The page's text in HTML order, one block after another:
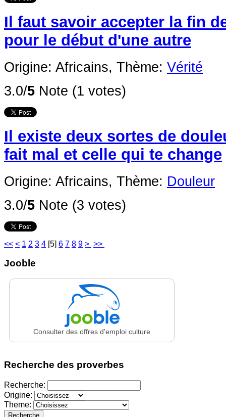
Il faut savoir accepter la fin
pour le début d'une autre
Origine: Africains, Thème: Vérité
3.0/5 Note (1 votes)
Il existe deux sortes de
fait mal et celle qui te change
Origine: Africains, Thème: Douleur
3.0/5 Note (3 votes)
<< < 1 2 3 4 [5] 6 7 8 9 > >>
Jooble
Consulter des offres d'emploi culture
Recherche des proverbes
Recherche:
Origine:
Theme:
Recherche